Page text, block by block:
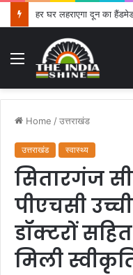
हर घर लहराएगा दून का
Menu
Home /उत्तराखंड
उत्तराखंड स्वास्थ्य
सितारगंज
पीएचसी
डॉक्टरों
मिली